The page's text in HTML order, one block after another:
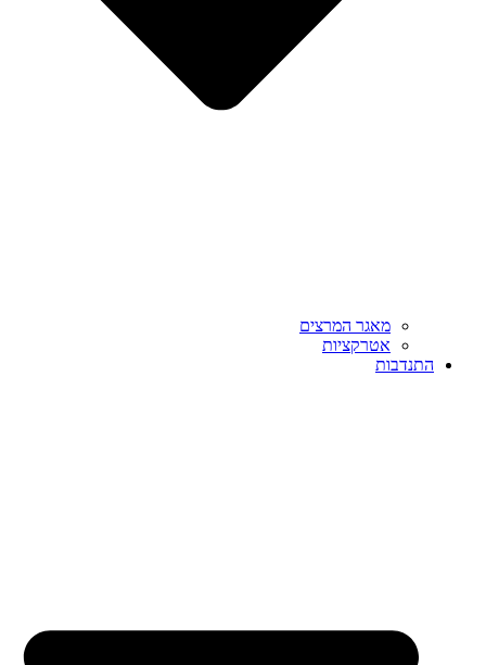
מאגר המרצים
אטרקציות
התנדבות